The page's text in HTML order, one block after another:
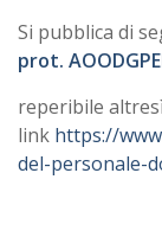
Si pubblica di
prot.
reperibile
link https://
del-personale-